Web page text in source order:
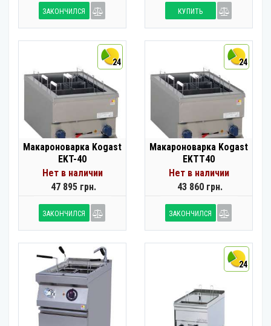
ЗАКОНЧИЛСЯ КУПИТЬ
24
Макароноварка Kogast
EKT-40
Нет в наличии
47 895 грн.
ЗАКОНЧИЛСЯ
24
Макароноварка Kogast
EKTT40
Нет в наличии
43 860 грн.
ЗАКОНЧИЛСЯ
24